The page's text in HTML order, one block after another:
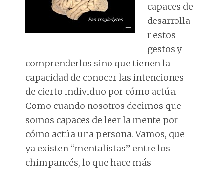
capaces de
desarrolla
r estos
gestos y
comprenderlos sino que tienen la
capacidad de conocer las intenciones
de cierto individuo por cómo actúa.
Como cuando nosotros decimos que
somos capaces de leer la mente por
cómo actúa una persona. Vamos, que
ya existen “mentalistas” entre los
chimpancés, lo que hace más